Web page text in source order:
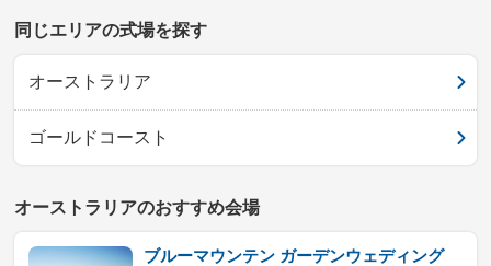
同じエリアの式場を探す
オーストラリア
ゴールドコースト
オーストラリアのおすすめ会場
ブルーマウンテン ガーデンウェディング